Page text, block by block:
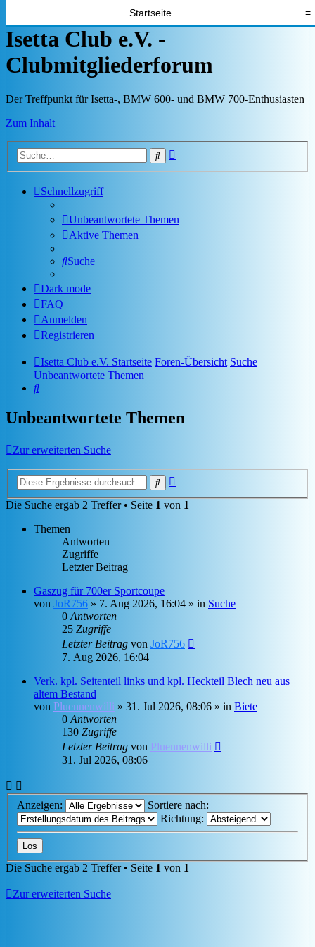
Startseite ≡
Isetta Club e.V. -
Clubmitgliederforum
Der Treffpunkt für Isetta-, BMW 600- und BMW 700-Enthusiasten
Zum Inhalt
Suche
Schnellzugriff
Unbeantwortete Themen
Aktive Themen
Suche
Dark mode
FAQ
Anmelden
Registrieren
Isetta Club e.V. Startseite Foren-Übersicht Suche
Unbeantwortete Themen
Suche
Unbeantwortete Themen
Zur erweiterten Suche
Suche
Die Suche ergab 2 Treffer • Seite 1 von 1
Themen
Antworten
Zugriffe
Letzter Beitrag
Gaszug für 700er Sportcoupe
von JoR756 » 7. Aug 2026, 16:04 » in Suche
0Antworten
25 Zugriffe
Letzter Beitrag von JoR756
7. Aug 2026, 16:04
Verk. kpl. Seitenteil links und kpl. Heckteil Blech neu aus
altem Bestand
von Pluennenwilli » 31. Jul 2026, 08:06 » in Biete
0Antworten
130 Zugriffe
Letzter Beitrag von Pluennenwilli
31. Jul 2026, 08:06
Anzeigen:
Sortiere nach:
Richtung:
Die Suche ergab 2 Treffer • Seite 1 von 1
Zur erweiterten Suche